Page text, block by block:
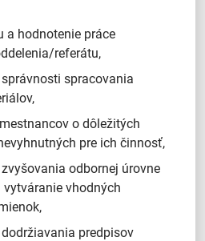
a hodnotenie práce
referátu,
spracovania
o dôležitých
pre ich činnosť,
odbornej úrovne
vhodných
predpisov